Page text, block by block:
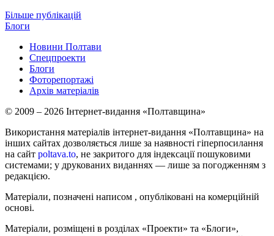
Більше публікацій
Блоги
Новини Полтави
Спецпроекти
Блоги
Фоторепортажі
Архів матеріалів
© 2009 – 2026 Інтернет-видання «Полтавщина»
Використання матеріалів інтернет-видання «Полтавщина» на
інших сайтах дозволяється лише за наявності гіперпосилання
на сайт poltava.to, не закритого для індексації пошуковими
системами; у друкованих виданнях — лише за погодженням з
редакцією.
Матеріали, позначені написом , опубліковані на комерційній
основі.
Матеріали, розміщені в розділах «Проекти» та «Блоги»,